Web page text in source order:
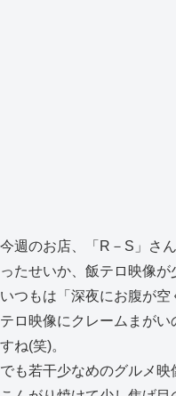
今週のお店、「R－S」さ
ったせいか、飯テロ映像が
いつもは「深夜にお腹が
テロ映像にクレームまが
すね(笑)。
でも若干少なめのグルメ映